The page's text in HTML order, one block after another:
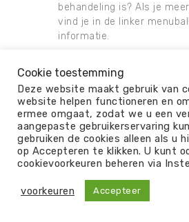
behandeling is? Als je
vind je in de linker
informatie.
© 2026
ALGEMENE VOORWAARDEN
PRIVACY
DISCLAIMER
REVIEW
Cookie toestemming
Deze website maakt gebruik van
website helpen functioneren en
ermee omgaat, zodat we u een
aangepaste gebruikerservaring
gebruiken de cookies alleen als u
op Accepteren te klikken. U kunt
cookievoorkeuren beheren via
voorkeuren Accepteer